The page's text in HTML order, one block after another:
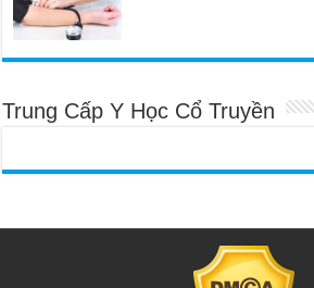
Trung Cấp Y Học Cổ Truyền